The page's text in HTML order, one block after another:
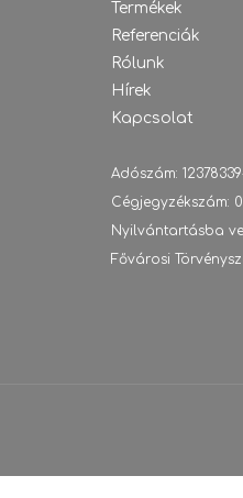
Termékek
Referenciák
Rólunk
Hírek
Kapcsolat
Adószám:
Cégjegyzékszám:
Nyilvántartásba
Fővárosi